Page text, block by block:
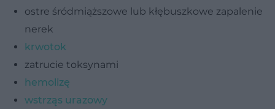
ostre śródmiąższowe lub kłębuszkowe zapalenie
nerek
krwotok
zatrucie toksynami
hemolizę
wstrząs urazowy